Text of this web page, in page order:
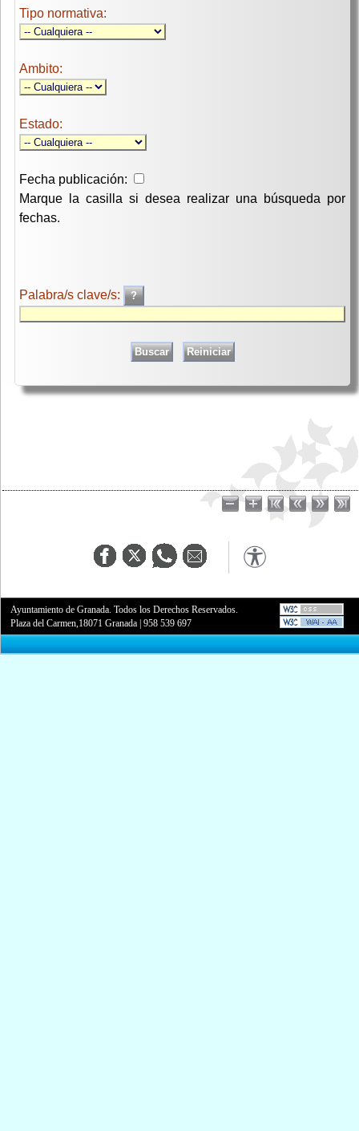
Tipo normativa:
Ambito:
Estado:
Fecha publicación:
Marque la casilla si desea realizar una búsqueda por
fechas.
Palabra/s clave/s:
Ayuntamiento de Granada. Todos los Derechos Reservados.
Plaza del Carmen,18071 Granada |958 539 697